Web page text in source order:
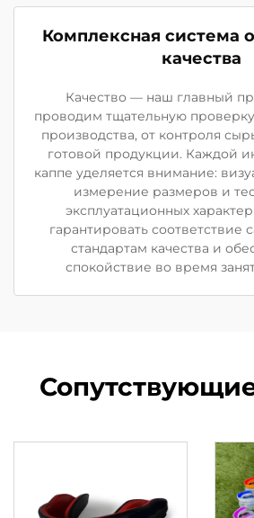
Комплексная система
качества
Качество — наш главный
проводим тщательную
производства, от контроля
готовой продукции. Каждой
каппе уделяется внимание:
измерение размеров и
эксплуатационных
гарантировать
стандартам качества и
спокойствие во время